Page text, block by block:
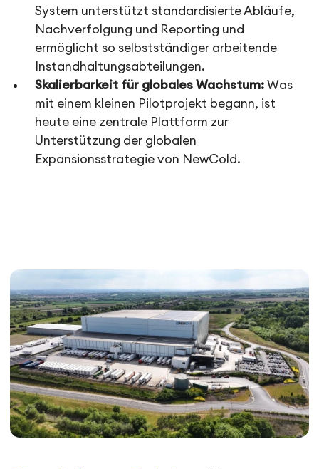
System unterstützt standardisierte Abläufe,
Nachverfolgung und Reporting und
ermöglicht so selbstständiger arbeitende
Instandhaltungsabteilungen.
Skalierbarkeit für globales Wachstum:Was
mit einem kleinen Pilotprojekt begann, ist
heute eine zentrale Plattform zur
Unterstützung der globalen
Expansionsstrategie von NewCold.